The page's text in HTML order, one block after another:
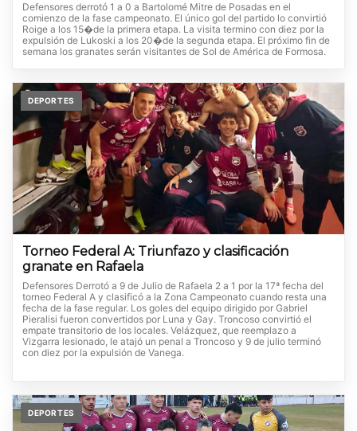
Defensores derrotó 1 a 0 a Bartolomé Mitre de Posadas en el
comienzo de la fase campeonato. El único gol del partido lo convirtió
Roige a los 15�de la primera etapa. La visita termino con diez por la
expulsión de Lukoski a los 20�de la segunda etapa. El próximo fin de
semana los granates serán visitantes de Sol de América de Formosa.
DEPORTES
Torneo Federal A: Triunfazo y clasificación
granate en Rafaela
Defensores Derrotó a 9 de Julio de Rafaela 2 a 1 por la 17ª fecha del
torneo Federal A y clasificó a la Zona Campeonato cuando resta una
fecha de la fase regular. Los goles del equipo dirigido por Gabriel
Pieralisi fueron convertidos por Luna y Gay. Troncoso convirtió el
empate transitorio de los locales. Velázquez, que reemplazo a
Vizgarra lesionado, le atajó un penal a Troncoso y 9 de julio terminó
con diez por la expulsión de Vanega.
DEPORTES